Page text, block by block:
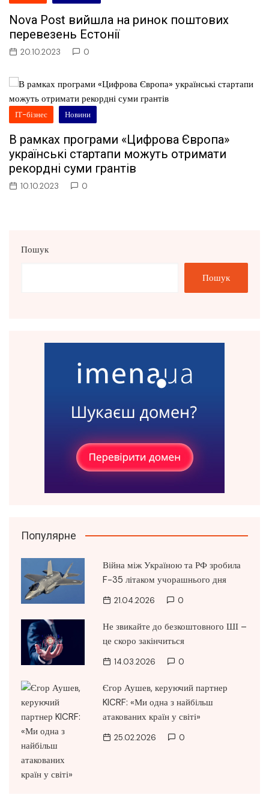
Nova Post вийшла на ринок поштових
перевезень Естонії
20.10.2023 0
ІТ-бізнес Новини
В рамках програми «Цифрова Європа»
українські стартапи можуть отримати
рекордні суми грантів
10.10.2023 0
Пошук
Пошук
Популярне
Війна між Україною та РФ зробила
F-35 літаком учорашнього дня
21.04.2026 0
Не звикайте до безкоштовного ШІ –
це скоро закінчиться
14.03.2026 0
Єгор Аушев, керуючий партнер
KICRF: «Ми одна з найбільш
атакованих країн у світі»
25.02.2026 0